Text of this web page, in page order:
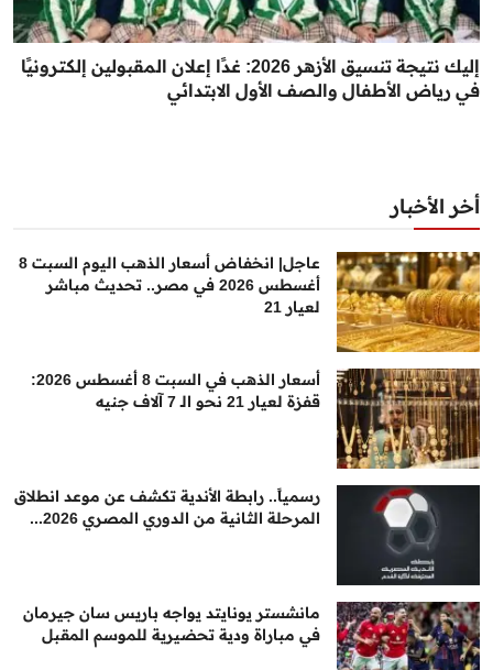
إليك نتيجة تنسيق الأزهر 2026: غدًا إعلان المقبولين إلكترونيًا
في رياض الأطفال والصف الأول الابتدائي
أخر الأخبار
عاجل| انخفاض أسعار الذهب اليوم السبت 8
أغسطس 2026 في مصر.. تحديث مباشر
لعيار 21
أسعار الذهب في السبت 8 أغسطس 2026:
قفزة لعيار 21 نحو الـ 7 آلاف جنيه
رسمياً.. رابطة الأندية تكشف عن موعد انطلاق
المرحلة الثانية من الدوري المصري 2026...
مانشستر يونايتد يواجه باريس سان جيرمان
في مباراة ودية تحضيرية للموسم المقبل